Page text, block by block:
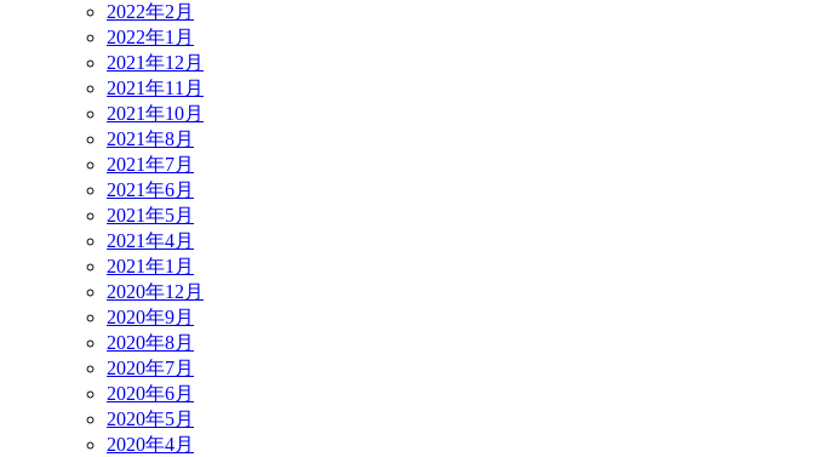
2022年2月
2022年1月
2021年12月
2021年11月
2021年10月
2021年8月
2021年7月
2021年6月
2021年5月
2021年4月
2021年1月
2020年12月
2020年9月
2020年8月
2020年7月
2020年6月
2020年5月
2020年4月